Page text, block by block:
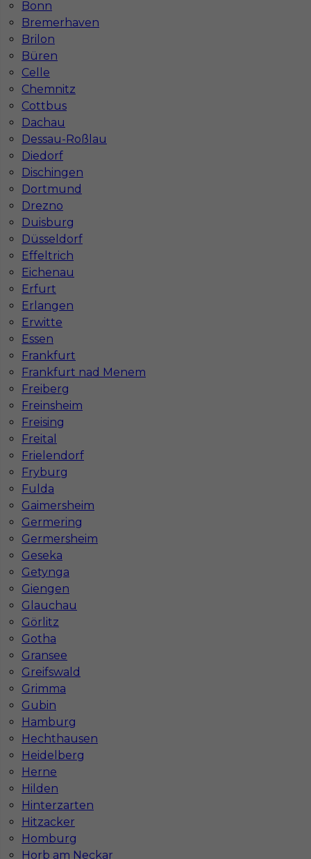
Bonn
Bremerhaven
Brilon
Büren
Celle
Chemnitz
Cottbus
Dachau
Dessau-Roßlau
Diedorf
Dischingen
Dortmund
Drezno
Duisburg
Düsseldorf
Effeltrich
Eichenau
Erfurt
Erlangen
Erwitte
Essen
Frankfurt
Frankfurt nad Menem
Freiberg
Freinsheim
Freising
Freital
Frielendorf
Fryburg
Fulda
Gaimersheim
Germering
Germersheim
Geseka
Getynga
Giengen
Glauchau
Görlitz
Gotha
Gransee
Greifswald
Grimma
Gubin
Hamburg
Hechthausen
Heidelberg
Herne
Hilden
Hinterzarten
Hitzacker
Homburg
Horb am Neckar
Stawka 17 - 19 € / h
Płytkarz - praca w Niemczech
Kategoria
Płytkarz
Lokalizacja Niemcy
Wymagane języki
Stawka 17 - 19
Monter okien - praca w Niemczech
Kategoria
Lokalizacja Niemcy
Wymagane języki
Stawka 15 - 17 € / h
Płytkarz praca bez języka za granicą
Kategoria Prace wykończeniowe
Płytkarz
Lokalizacja
Wymagane języki
Stawka 16 - 18 € / h